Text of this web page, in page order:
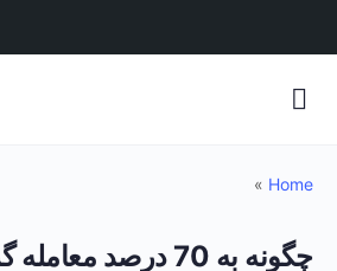
Home
»
چگونه به 70 درصد معامله گران کمک کنیم